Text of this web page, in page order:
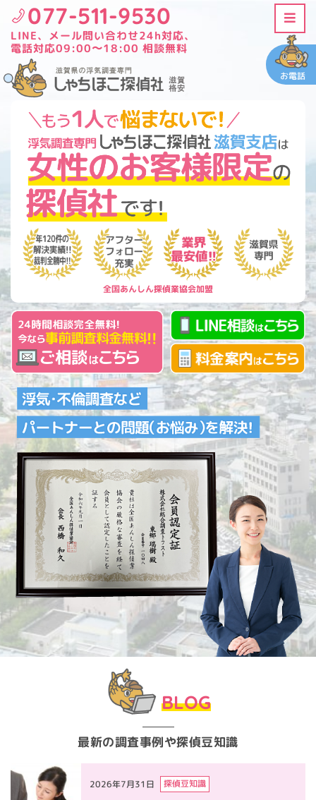
お電話
077-511-9530
LINE、メール問い合わせ24h対応、
電話対応09:00〜18:00 相談無料
全国あんしん探偵業協会加盟
BLOG
最新の調査事例や探偵豆知識
2026年7月31日 探偵豆知識